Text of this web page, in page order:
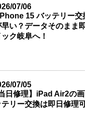
07/06
iPhone 15 バッテリー
早い？データそのまま
ク岐阜へ！
07/05
当日修理】iPad Air2の
リー交換は即日修理